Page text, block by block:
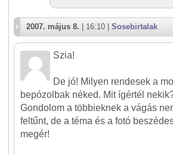
2007. május 8. | 16:10 | Sosebirtalak
Szia!
De jó! Milyen rendesek a
bepózolbak néked. Mit ígértél
Gondolom a többieknek a vágás
feltűnt, de a téma és a fotó
megér!